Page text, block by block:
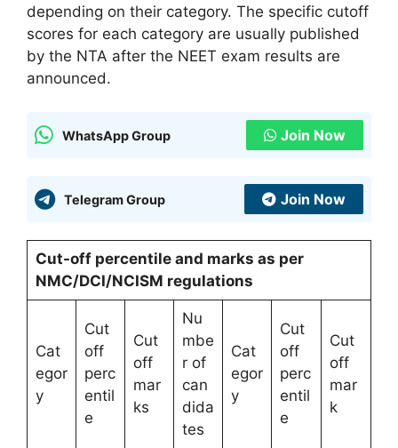
depending on their category. The specific cutoff
scores for each category are usually published
by the NTA after the NEET exam results are
announced.
WhatsApp Group Join Now
Telegram Group Join Now
Cut-off percentile and marks as per
NMC/DCI/NCISM regulations
Cat
egor
y
Cut
off
perc
entil
e
Cut
off
mar
ks
Nu
mbe
r of
can
dida
tes
Cat
egor
y
Cut
off
perc
entil
e
Cut
off
mar
k